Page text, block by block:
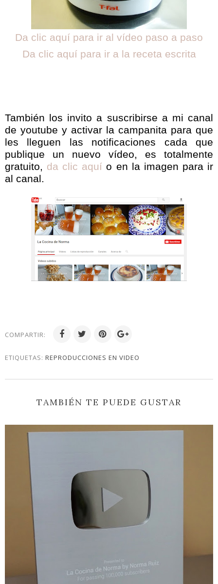
Da clic aquí para ir al vídeo paso a paso
Da clic aquí para ir a la receta escrita
También los invito a suscribirse a mi canal
de youtube y activar la campanita para que
les lleguen las notificaciones cada que
publique un nuevo vídeo, es totalmente
gratuito, da clic aquí o en la imagen para ir
al canal.
COMPARTIR:
ETIQUETAS: REPRODUCCIONES EN VIDEO
TAMBIÉN TE PUEDE GUSTAR